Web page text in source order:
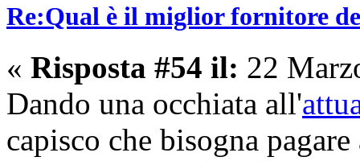
Re:Qual è il miglior fornitore
« Risposta #54 il: 22
Dando una occhiata all'
capisco che bisogna